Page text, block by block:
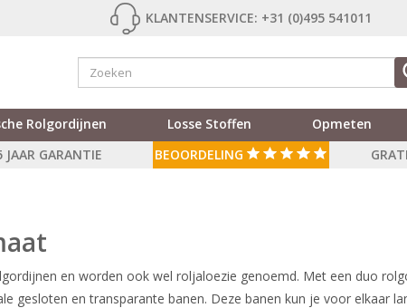
KLANTENSERVICE: +31 (0)495 541011
Rolgordijnen Losse Stoffen Opmeten
JAAR GARANTIE BEOORDELING
en worden ook wel roljaloezie genoemd. Met een duo
gesloten en transparante banen. Deze banen kun je voor elkaar